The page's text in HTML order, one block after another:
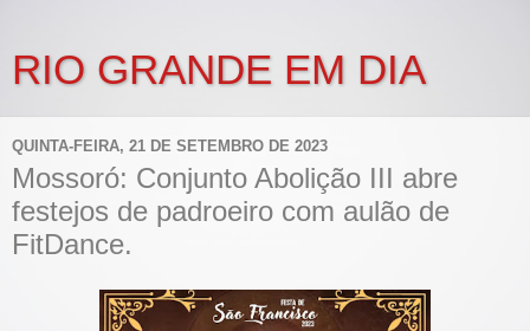
RIO GRANDE EM DIA
QUINTA-FEIRA, 21 DE SETEMBRO DE 2023
Mossoró: Conjunto Abolição III abre
festejos de padroeiro com aulão de
FitDance.